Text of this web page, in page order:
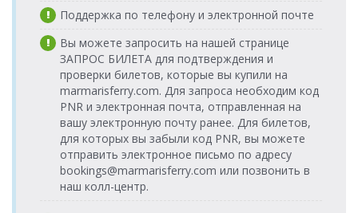
(г.Кушадасы)
17:00-19:15
Katamaran
Порт о.Патмос >
Порт Эге
(г.Кушадасы)
25.09.2026
пятница
17:00-19:15
Dentur
Avrasya
Katamaran
Порт о.Патмос >
Порт Эге
(г.Кушадасы)
26.09.2026
суббота
17:00-19:15
Dentur
Avrasya
Katamaran
Порт о.Патмос >
Порт Эге
(г.Кушадасы)
27.09.2026
воскресенье
17:00-19:15
Dentur
Avrasya
Katamaran
Порт Эге
(г.Кушадасы) >
Порт о.Патмос
05.09.2026
08:15-10:30
Dentur
Katamaran
(г.Кушадасы) >
Порт о.Патмос
06.09.2026
воскресенье
08:15-10:30
Dentur
Avrasya
Katamaran
Порт Эге
(г.Кушадасы) >
Порт о.Патмос
09.09.2026 среда
08:15-10:30
Dentur
Avrasya
Katamaran
Порт Эге
(г.Кушадасы) >
11.09.2026
пятница
Dentur
Поддержка по телефону и электронной почте
Вы можете запросить на нашей странице
ЗАПРОС БИЛЕТА для подтверждения и
проверки билетов, которые вы купили на
marmarisferry.com. Для запроса необходим код
PNR и электронная почта, отправленная на
вашу электронную почту ранее. Для билетов,
для которых вы забыли код PNR, вы можете
отправить электронное письмо по адресу
bookings@marmarisferry.com или позвонить в
наш колл-центр.